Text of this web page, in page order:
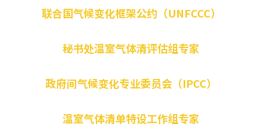
联合国气候变化框架公约（UNFCCC）
秘书处温室气体清评估组专家
政府间气候变化专业委员会（IPCC）
温室气体清单特设工作组专家